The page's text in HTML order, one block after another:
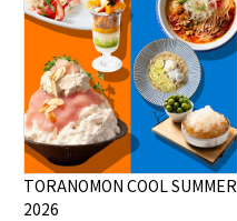
TORANOMON COOL SUMMER
2026